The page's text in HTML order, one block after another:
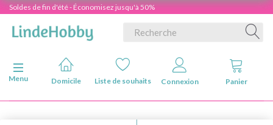
Soldes de fin d'été - Économisez jusqu'à 50%
Basculer la navigation
Menu
Domicile Liste de souhaits Connexion Panier